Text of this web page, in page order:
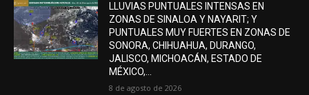
LLUVIAS PUNTUALES INTENSAS EN
ZONAS DE SINALOA Y NAYARIT; Y
PUNTUALES MUY FUERTES EN ZONAS DE
SONORA, CHIHUAHUA, DURANGO,
JALISCO, MICHOACÁN, ESTADO DE
MÉXICO,...
8 de agosto de 2026